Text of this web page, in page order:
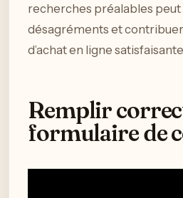
recherches préalables peut
désagréments et
d’achat en ligne
Remplir
formulaire de